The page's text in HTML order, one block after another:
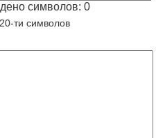
символов: 0
ти символов